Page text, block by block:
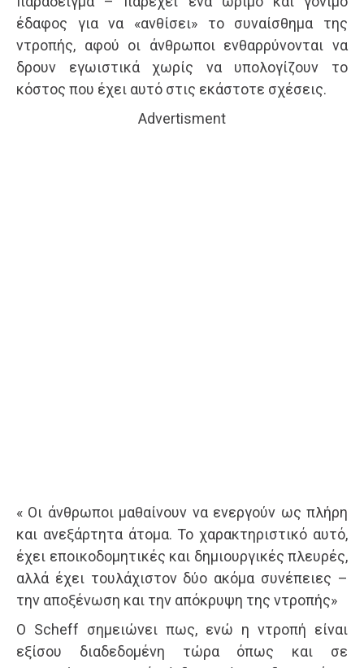
έδαφος για να «ανθίσει» το συναίσθημα της
ντροπής, αφού οι άνθρωποι ενθαρρύνονται να
δρουν εγωιστικά χωρίς να υπολογίζουν το
κόστος που έχει αυτό στις εκάστοτε σχέσεις.
Advertisment
« Οι άνθρωποι μαθαίνουν να ενεργούν ως πλήρη
και ανεξάρτητα άτομα. Το χαρακτηριστικό αυτό,
έχει εποικοδομητικές και δημιουργικές πλευρές,
αλλά έχει τουλάχιστον δύο ακόμα συνέπειες –
την αποξένωση και την απόκρυψη της ντροπής»
Ο Scheff σημειώνει πως, ενώ η ντροπή είναι
εξίσου διαδεδομένη τώρα όπως και σε